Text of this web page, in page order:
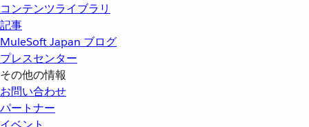
コンテンツライブラリ
記事
MuleSoft Japan ブログ
プレスセンター
その他の情報
お問い合わせ
パートナー